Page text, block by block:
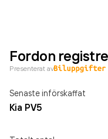
Fordon
Presenterat av
Senaste införskaffat
Kia PV5